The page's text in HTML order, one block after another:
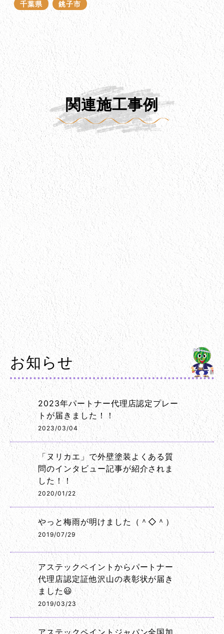
千葉県 銚子市
関連施工事例
お知らせ
2023年パートナー代理店認定プレー
トが届きました！！
2023/03/04
「ヌリカエ」で外壁塗装よくある質
問のインタビュー記事が紹介されま
した！！
2020/01/22
やっと梅雨が明けました（＾◇＾）
2019/07/29
アステックペイントからパートナー
代理店認定証他沢山の表彰状が届き
ました😃
2019/03/23